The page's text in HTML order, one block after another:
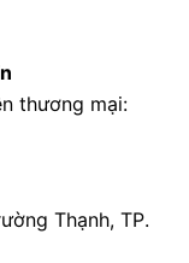
thương mại:
Thạnh, TP.